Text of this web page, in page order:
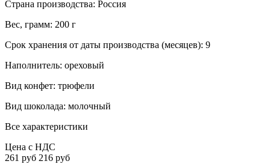
Страна производства: Россия
Вес, грамм: 200 г
Срок хранения от даты производства (месяцев): 9
Наполнитель: ореховый
Вид конфет: трюфели
Вид шоколада: молочный
Все характеристики
Цена с НДС
261 руб 216 руб